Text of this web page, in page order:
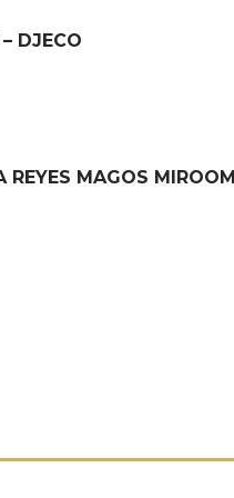
DJECO
REYES MAGOS